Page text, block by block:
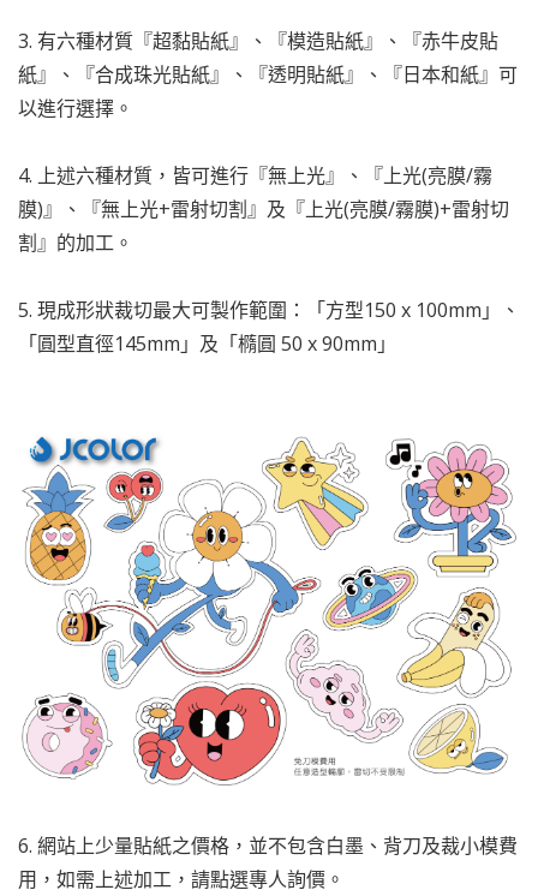
3. 有六種材質『超黏貼紙』、『模造貼紙』、『赤牛皮貼
紙』、『合成珠光貼紙』、『透明貼紙』、『日本和紙』可
以進行選擇。
4. 上述六種材質，皆可進行『無上光』、『上光(亮膜/霧
膜)』、『無上光+雷射切割』及『上光(亮膜/霧膜)+雷射切
割』的加工。
5. 現成形狀裁切最大可製作範圍：「方型150 x 100mm」、
「圓型直徑145mm」及「橢圓 50 x 90mm」
6. 網站上少量貼紙之價格，並不包含白墨、背刀及裁小模費
用，如需上述加工，請點選專人詢價。